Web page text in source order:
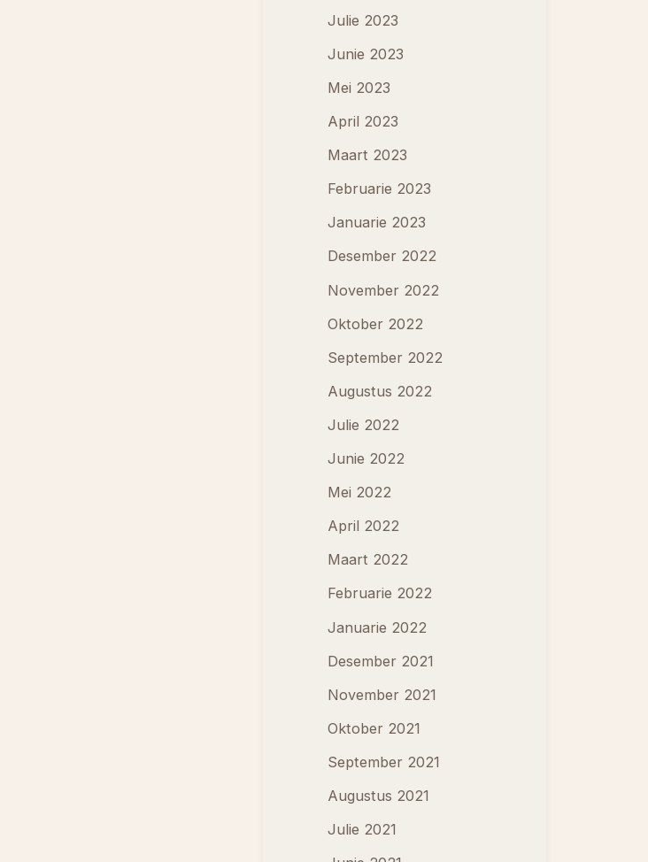
Julie 2023
Junie 2023
Mei 2023
April 2023
Maart 2023
Februarie 2023
Januarie 2023
Desember 2022
November 2022
Oktober 2022
September 2022
Augustus 2022
Julie 2022
Junie 2022
Mei 2022
April 2022
Maart 2022
Februarie 2022
Januarie 2022
Desember 2021
November 2021
Oktober 2021
September 2021
Augustus 2021
Julie 2021